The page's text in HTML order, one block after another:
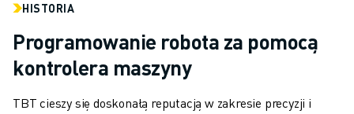
HISTORIA
Programowanie robota za pomocą
kontrolera maszyny
TBT cieszy się doskonałą reputacją w zakresie precyzji i